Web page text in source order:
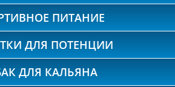
ПИТАНИЕ
ДЛЯ ПОТЕНЦИИ
ДЛЯ КАЛЬЯНА